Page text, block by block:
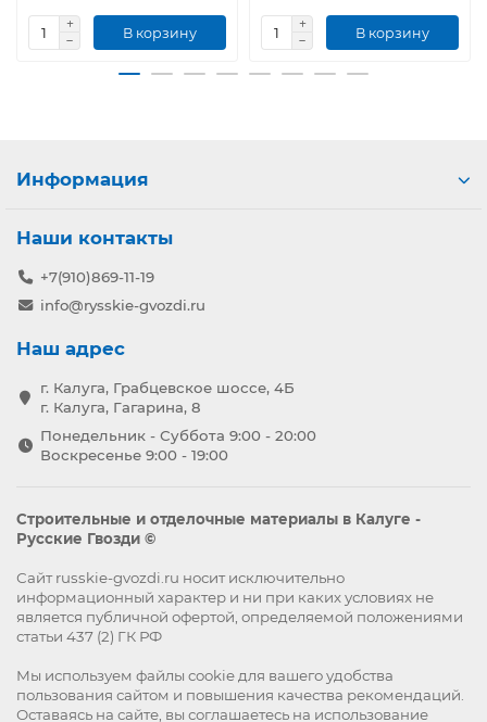
В корзину В корзину
Информация
Наши контакты
+7(910)869-11-19
info@rysskie-gvozdi.ru
Наш адрес
г. Калуга, Грабцевское шоссе, 4Б
г. Калуга, Гагарина, 8
Понедельник - Суббота 9:00 - 20:00
Воскресенье 9:00 - 19:00
Строительные и отделочные материалы в Калуге -
Русские Гвозди ©
Сайт russkie-gvozdi.ru носит исключительно
информационный характер и ни при каких условиях не
является публичной офертой, определяемой положениями
статьи 437 (2) ГК РФ
Мы используем файлы cookie для вашего удобства
пользования сайтом и повышения качества рекомендаций.
Оставаясь на сайте, вы соглашаетесь на использование